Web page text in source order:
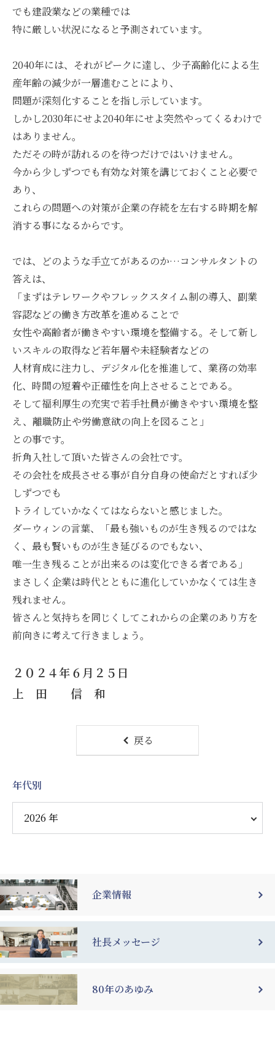
でも建設業などの業種では
特に厳しい状況になると予測されています。
2040年には、それがピークに達し、少子高齢化による生
産年齢の減少が一層進むことにより、
問題が深刻化することを指し示しています。
しかし2030年にせよ2040年にせよ突然やってくるわけで
はありません。
ただその時が訪れるのを待つだけではいけません。
今から少しずつでも有効な対策を講じておくこと必要で
あり、
これらの問題への対策が企業の存続を左右する時期を解
消する事になるからです。
では、どのような手立てがあるのか…コンサルタントの
答えは、
「まずはテレワークやフレックスタイム制の導入、副業
容認などの働き方改革を進めることで
女性や高齢者が働きやすい環境を整備する。そして新し
いスキルの取得など若年層や未経験者などの
人材育成に注力し、デジタル化を推進して、業務の効率
化、時間の短着や正確性を向上させることである。
そして福利厚生の充実で若手社員が働きやすい環境を整
え、離職防止や労働意欲の向上を図ること」
との事です。
折角入社して頂いた皆さんの会社です。
その会社を成長させる事が自分自身の使命だとすれば少
しずつでも
トライしていかなくてはならないと感じました。
ダーウィンの言葉、「最も強いものが生き残るのではな
く、最も賢いものが生き延びるのでもない、
唯一生き残ることが出来るのは変化できる者である」
まさしく企業は時代とともに進化していかなくては生き
残れません。
皆さんと気持ちを同じくしてこれからの企業のあり方を
前向きに考えて行きましょう。
２０２４年６月２５日
上 田 信 和
戻る
年代別
企業情報
社長メッセージ
80年のあゆみ